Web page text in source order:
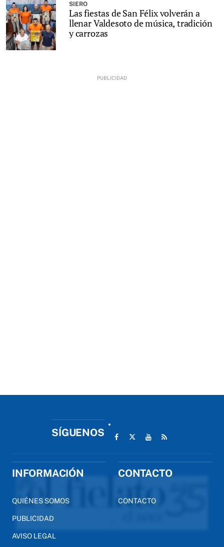
SIERO
Las fiestas de San Félix volverán a
llenar Valdesoto de música, tradición
y carrozas
SÍGUENOS
INFORMACIÓN
QUIÉNES SOMOS
PUBLICIDAD
AVISO LEGAL
CONTACTO
CONTACTO